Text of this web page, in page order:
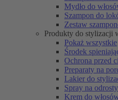
Mydło do
Szampon do
Zestaw
Produkty do stylizacji
Pokaż wszystkie
Środek
Ochrona przed
Preparaty na
Lakier do
Spray na odrosty
Krem do